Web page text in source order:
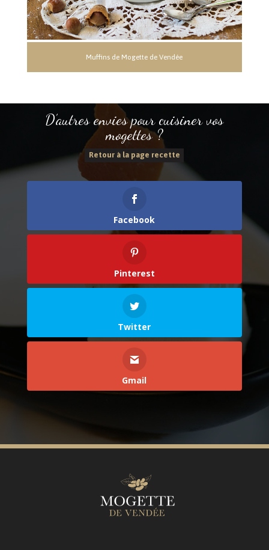
Muffins de Mogette de Vendée
D’autres envies pour cuisiner vos
mogettes ?
Retour à la page recette
Facebook
Pinterest
Twitter
Gmail